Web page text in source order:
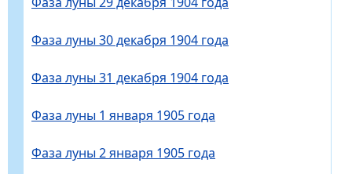
Фаза луны 30 декабря 1904 года
Фаза луны 31 декабря 1904 года
Фаза луны 1 января 1905 года
Фаза луны 2 января 1905 года